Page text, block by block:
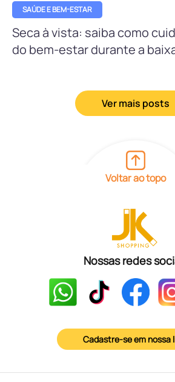
SAÚDE E BEM-ESTAR
Seca à vista: saiba como
do bem-estar durante a
Ver mais posts
Voltar ao topo
Nossas redes
Cadastre-se em nossa